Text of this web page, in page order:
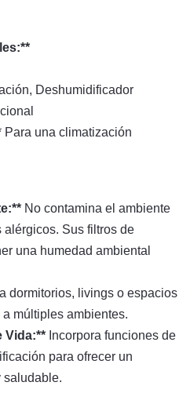
Deshumidificador
Para una climatización
No contamina el ambiente
alérgicos. Sus filtros de
una humedad ambiental
dormitorios, livings o espacios
múltiples ambientes.
Vida:** Incorpora funciones de
para ofrecer un
saludable.